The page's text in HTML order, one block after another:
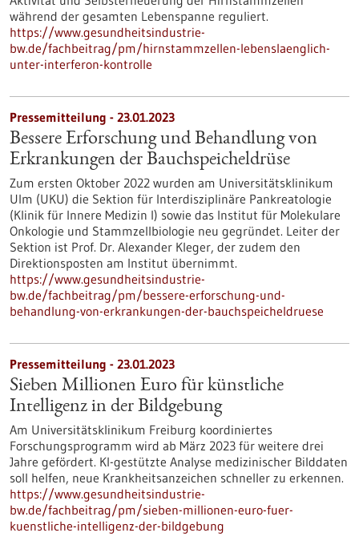
während der gesamten Lebenspanne reguliert.
https://www.gesundheitsindustrie-
bw.de/fachbeitrag/pm/hirnstammzellen-lebenslaenglich-
unter-interferon-kontrolle
Pressemitteilung - 23.01.2023
Bessere Erforschung und Behandlung von
Erkrankungen der Bauchspeicheldrüse
Zum ersten Oktober 2022 wurden am Universitätsklinikum
Ulm (UKU) die Sektion für Interdisziplinäre Pankreatologie
(Klinik für Innere Medizin I) sowie das Institut für Molekulare
Onkologie und Stammzellbiologie neu gegründet. Leiter der
Sektion ist Prof. Dr. Alexander Kleger, der zudem den
Direktionsposten am Institut übernimmt.
https://www.gesundheitsindustrie-
bw.de/fachbeitrag/pm/bessere-erforschung-und-
behandlung-von-erkrankungen-der-bauchspeicheldruese
Pressemitteilung - 23.01.2023
Sieben Millionen Euro für künstliche
Intelligenz in der Bildgebung
Am Universitätsklinikum Freiburg koordiniertes
Forschungsprogramm wird ab März 2023 für weitere drei
Jahre gefördert. KI-gestützte Analyse medizinischer Bilddaten
soll helfen, neue Krankheitsanzeichen schneller zu erkennen.
https://www.gesundheitsindustrie-
bw.de/fachbeitrag/pm/sieben-millionen-euro-fuer-
kuenstliche-intelligenz-der-bildgebung